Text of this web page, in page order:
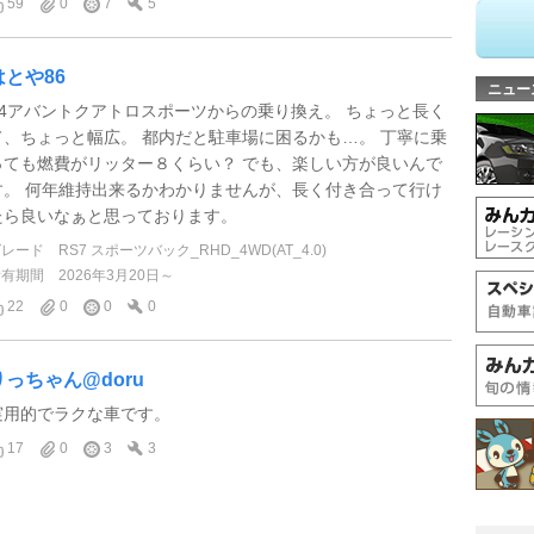
59 0 7 5
とや86
アバントクアトロスポーツからの乗り換え。 ちょっと長く
、ちょっと幅広。 都内だと駐車場に困るかも…。 丁寧に乗
ても燃費がリッター８くらい？ でも、楽しい方が良いんで
。 何年維持出来るかわかりませんが、長く付き合って行け
良いなぁと思っております。
ード
RS7 スポーツバック_RHD_4WD(AT_4.0)
期間
2026年3月20日～
22
0 0 0
っちゃん@doru
的でラクな車です。
17 0 3 3
ニュー